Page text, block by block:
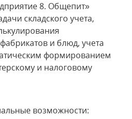
8. Общепит»
складского учета,
и блюд, учета
формированием
и налоговому
возможности: